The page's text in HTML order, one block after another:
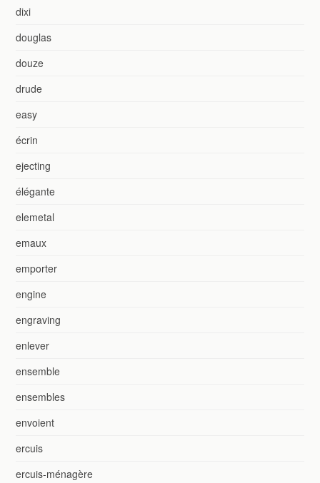
dixi
douglas
douze
drude
easy
écrin
ejecting
élégante
elemetal
emaux
emporter
engine
engraving
enlever
ensemble
ensembles
envoient
ercuis
ercuis-ménagère